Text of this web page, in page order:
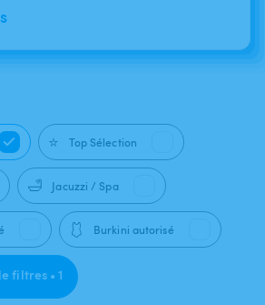
⭐ Top Sélection
🛁 Jacuzzi / Spa
🩱 Burkini autorisé
filtres • 1